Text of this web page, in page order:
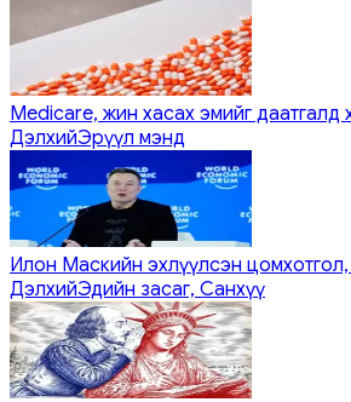
Medicare, жин хасах эмийг даатгалд
ДэлхийЭрүүл мэнд
Илон Маскийн эхлүүлсэн
ДэлхийЭдийн засаг, Санхүү